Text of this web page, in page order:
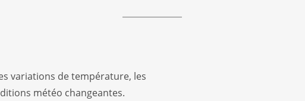
variations de température, les
météo changeantes.